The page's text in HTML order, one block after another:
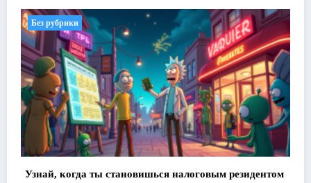
Без рубрики
Узнай, когда ты становишься налоговым резидентом